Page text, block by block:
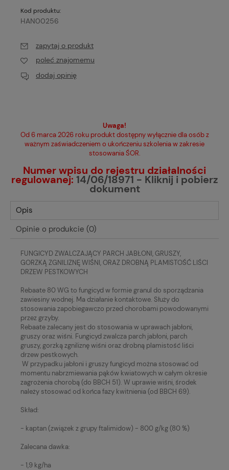
Kod produktu:
HAN00256
zapytaj o produkt
poleć znajomemu
dodaj opinię
Uwaga!
Od 6 marca 2026 roku produkt dostępny wyłącznie dla osób z
ważnym zaświadczeniem o ukończeniu szkolenia w zakresie
stosowania ŚOR.
Numer wpisu do rejestru działalności
regulowanej: 14/06/18971 - Kliknij i pobierz
dokument
Opis
Opinie o produkcie (0)
FUNGICYD ZWALCZAJĄCY PARCH JABŁONI, GRUSZY,
GORZKĄ ZGNILIZNĘ WIŚNI, ORAZ DROBNĄ PLAMISTOŚĆ LIŚCI
DRZEW PESTKOWYCH
Rebaate 80 WG to fungicyd w formie granul do sporządzania
zawiesiny wodnej. Ma działanie kontaktowe. Służy do
stosowania zapobiegawczo przed chorobami powodowanymi
przez grzyby.
Rebaate zalecany jest do stosowania w uprawach jabłoni,
gruszy oraz wiśni. Fungicyd zwalcza parch jabłoni, parch
gruszy, gorzką zgniliznę wiśni oraz drobną plamistość liści
drzew pestkowych.
W przypadku jabłoni i gruszy fungicyd można stosować od
momentu nabrzmiewania pąków kwiatowych w całym okresie
zagrożenia chorobą (do BBCH 51). W uprawie wiśni, środek
należy stosować od końca fazy kwitnienia (od BBCH 69).
Skład:
- kaptan (związek z grupy ftalimidow) - 800 g/kg (80 %)
Zalecana dawka:
- 1,9 kg/ha